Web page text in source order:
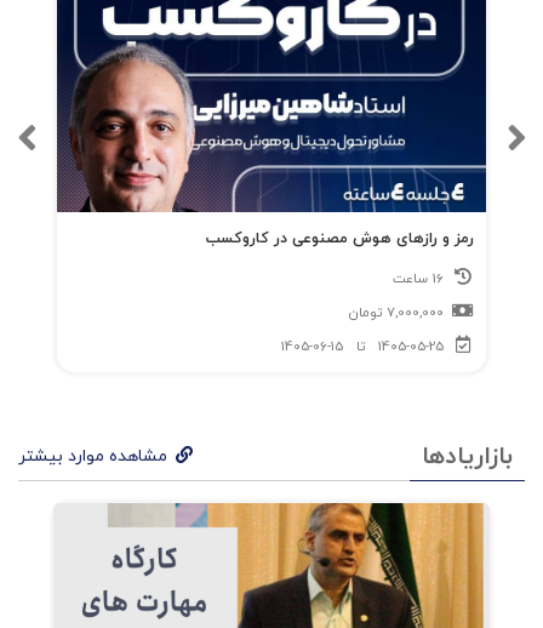
رمز و رازهای هوش مصنوعی در کاروکسب
7,000,000 تومان
1405-05-25
تا 1405-06-15
بازاریادها مشاهده موارد بیشتر